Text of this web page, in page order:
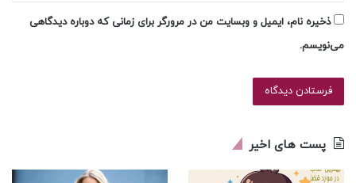
ذخیره نام، ایمیل و وبسایت من در مرورگر برای زمانی که دوباره دیدگاهی
می‌نویسم.
پست های اخیر